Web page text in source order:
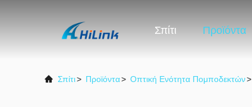
Σπίτι Προϊόντα
Σπίτι> Προϊόντα> Οπτική Ενότητα Πομποδεκτών>